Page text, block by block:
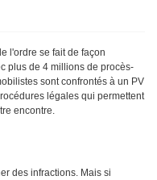
l'ordre se fait de façon
plus de 4 millions de procès-
sont confrontés à un PV
légales qui permettent
encontre.
des infractions. Mais si